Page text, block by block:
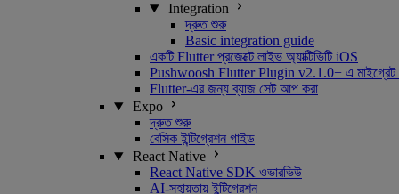
Integration
দ্রুত শুরু
Basic integration guide
একটি Flutter প্রজেক্টে লাইভ অ্যাক্টিভিটি iOS
Pushwoosh Flutter Plugin v2.1.0+ এ মাইগ্রেট
Flutter-এর জন্য ব্যাজ সেট আপ করা
Expo
দ্রুত শুরু
বেসিক ইন্টিগ্রেশন গাইড
React Native
React Native SDK ওভারভিউ
AI-সহায়তায় ইন্টিগ্রেশন